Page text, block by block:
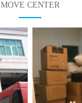
MOVE CENTER